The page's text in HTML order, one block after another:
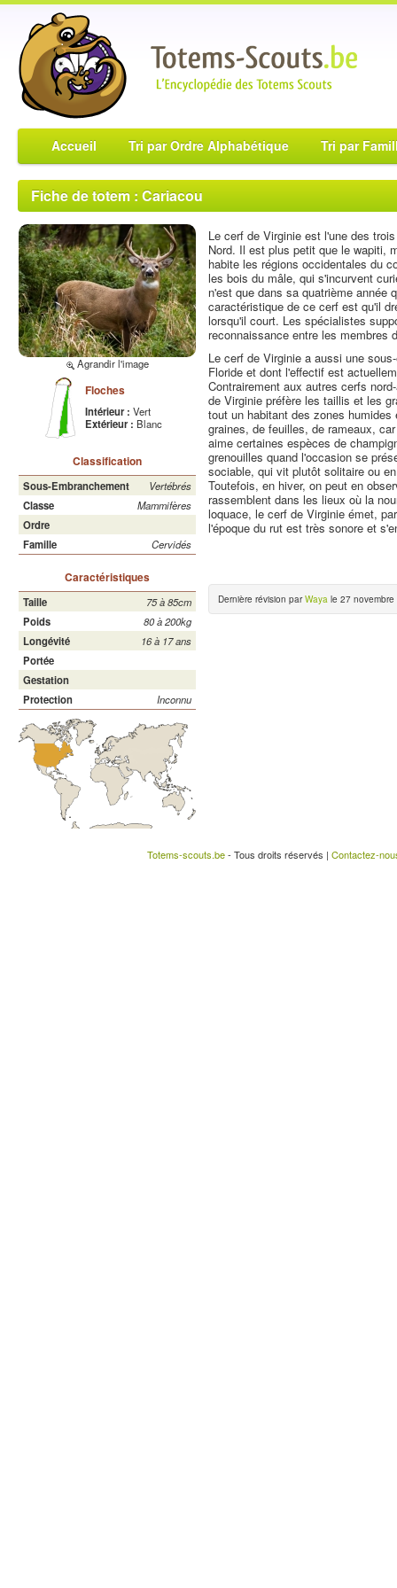
Accueil Tri par Ordre Alphabétique Tri par
Fiche de totem : Cariacou
Agrandir l'image
Floches
Intérieur : Vert
Extérieur : Blanc
Classification
Sous-Embranchement
Vertébrés
Classe
Mammifères
Ordre
Famille
Cervidés
Caractéristiques
Taille
75 à 85cm
Poids
80 à 200kg
Longévité
16 à 17 ans
Portée
Gestation
Protection
Inconnu
Le cerf de Virginie est l'une des
Nord. Il est plus petit que le wapiti,
habite les régions occidentales du
les bois du mâle, qui s'incurvent
n'est que dans sa quatrième année
caractéristique de ce cerf est qu'il
lorsqu'il court. Les spécialistes
reconnaissance entre les membres
Le cerf de Virginie a aussi une
Floride et dont l'effectif est
Contrairement aux autres cerfs
de Virginie préfère les taillis et les
tout un habitant des zones
graines, de feuilles, de rameaux,
aime certaines espèces de
grenouilles quand l'occasion se
sociable, qui vit plutôt solitaire ou
Toutefois, en hiver, on peut en
rassemblent dans les lieux où la
loquace, le cerf de Virginie émet,
l'époque du rut est très sonore et
Dernière révision parWaya le 27 novembre
Totems-scouts.be- Tous droits réservés | Contactez-